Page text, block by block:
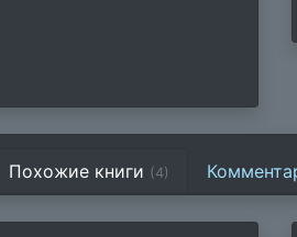
Похожие книги (4)